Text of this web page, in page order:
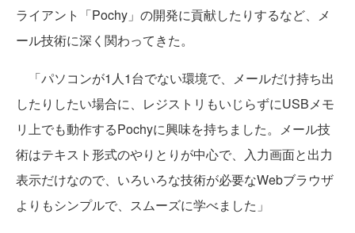
ライアント「Pochy」の開発に貢献したりするなど、メ
ール技術に深く関わってきた。
「パソコンが1人1台でない環境で、メールだけ持ち出
したりしたい場合に、レジストリもいじらずにUSBメモ
リ上でも動作するPochyに興味を持ちました。メール技
術はテキスト形式のやりとりが中心で、入力画面と出力
表示だけなので、いろいろな技術が必要なWebブラウザ
よりもシンプルで、スムーズに学べました」